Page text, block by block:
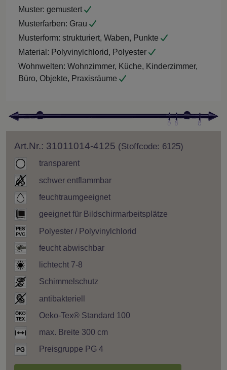
Muster: gemustert
Musterfarben: Grau
Musterform: strukturiert, Waben, Punkte
Material: Polyvinylchlorid, Polyester
Wohnwelten: Wohnzimmer, Küche, Kinderzimmer,
Büro, Objekte, Praxisräume
Art.Nr.: 31011014-4125 (Stoffcode: 6125)
transparent
schwer entflammbar
feuchtraumgeeignet
geeignet für Bildschirmarbeitsplätze
Polyester / Polyvinylchlorid
feucht abwischbar
lichtecht 7-8
Schimmelschutz
antibakteriell
Oeko-Tex® Standard 100
max. Breite 300 cm
Preisgruppe PG 4